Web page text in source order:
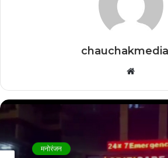
Website
मनोरंजन